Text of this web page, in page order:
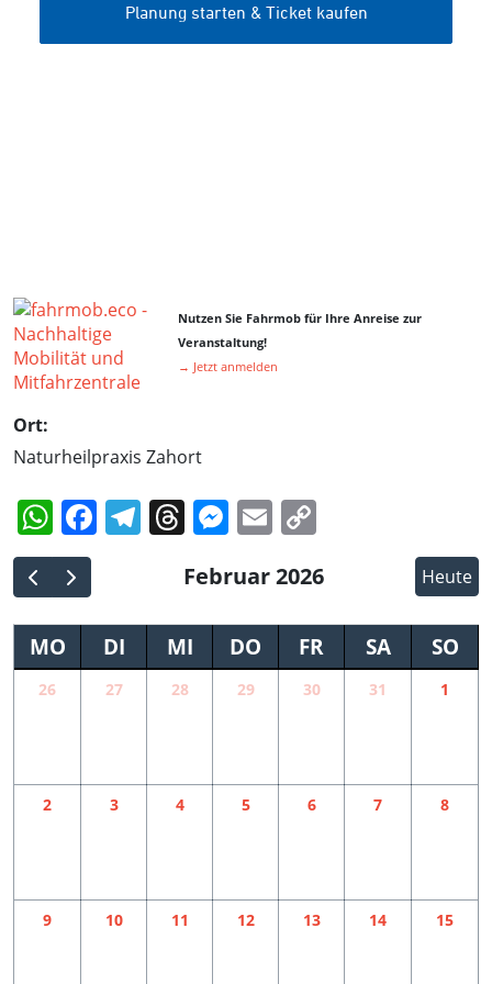
Nutzen Sie Fahrmob für Ihre Anreise zur
Veranstaltung!
→ Jetzt anmelden
Ort:
Naturheilpraxis Zahort
WhatsApp
Facebook
Telegram
Threads
Messenger
Email
Februar 2026 Heute
MO DI MI DO FR SA SO
26 27 28 29 30 31 1
2 3 4 5 6 7 8
9 10 11 12 13 14 15